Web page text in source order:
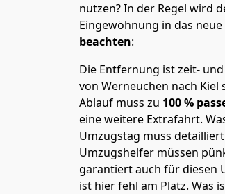
nutzen? In der Regel wird
Eingewöhnung in das
beachten:
Die Entfernung ist zeit-
von Werneuchen nach
Ablauf muss zu 100 %
eine weitere Extrafahrt.
Umzugstag muss
Umzugshelfer müssen
garantiert auch für diesen
ist hier fehl am Platz. Was